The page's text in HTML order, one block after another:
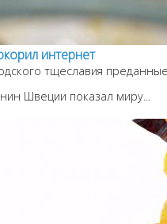
интернет
тщеславия
Швеции показал миру...